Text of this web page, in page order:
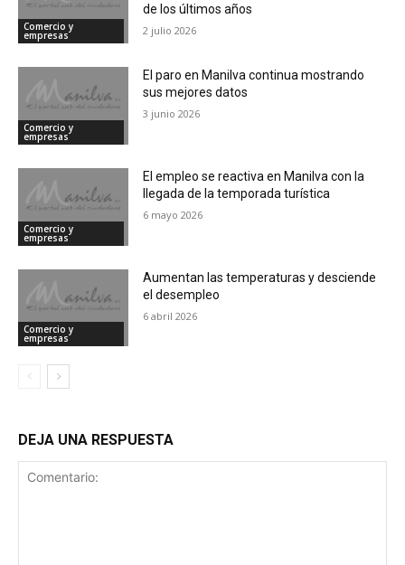
Comercio y
empresas
de los últimos años
2 julio 2026
Comercio y
empresas
El paro en Manilva continua mostrando
sus mejores datos
3 junio 2026
Comercio y
empresas
El empleo se reactiva en Manilva con la
llegada de la temporada turística
6 mayo 2026
Comercio y
empresas
Aumentan las temperaturas y desciende
el desempleo
6 abril 2026
DEJA UNA RESPUESTA